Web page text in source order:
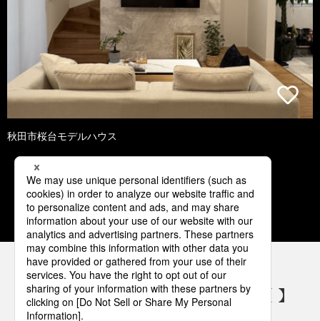
秋田市桜台モデルハウス
1 2 3 4 5
パナソニックの電気設備 SNSアカウント